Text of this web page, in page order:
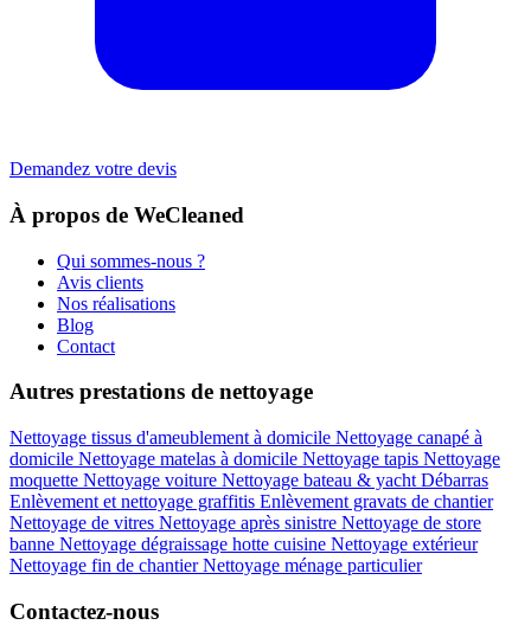
Demandez votre devis
À propos de WeCleaned
Qui sommes-nous ?
Avis clients
Nos réalisations
Blog
Contact
Autres prestations de nettoyage
Nettoyage tissus d'ameublement à domicile Nettoyage canapé à
domicile Nettoyage matelas à domicile Nettoyage tapis Nettoyage
moquette Nettoyage voiture Nettoyage bateau & yacht Débarras
Enlèvement et nettoyage graffitis Enlèvement gravats de chantier
Nettoyage de vitres Nettoyage après sinistre Nettoyage de store
banne Nettoyage dégraissage hotte cuisine Nettoyage extérieur
Nettoyage fin de chantierNettoyage ménage particulier
Contactez-nous